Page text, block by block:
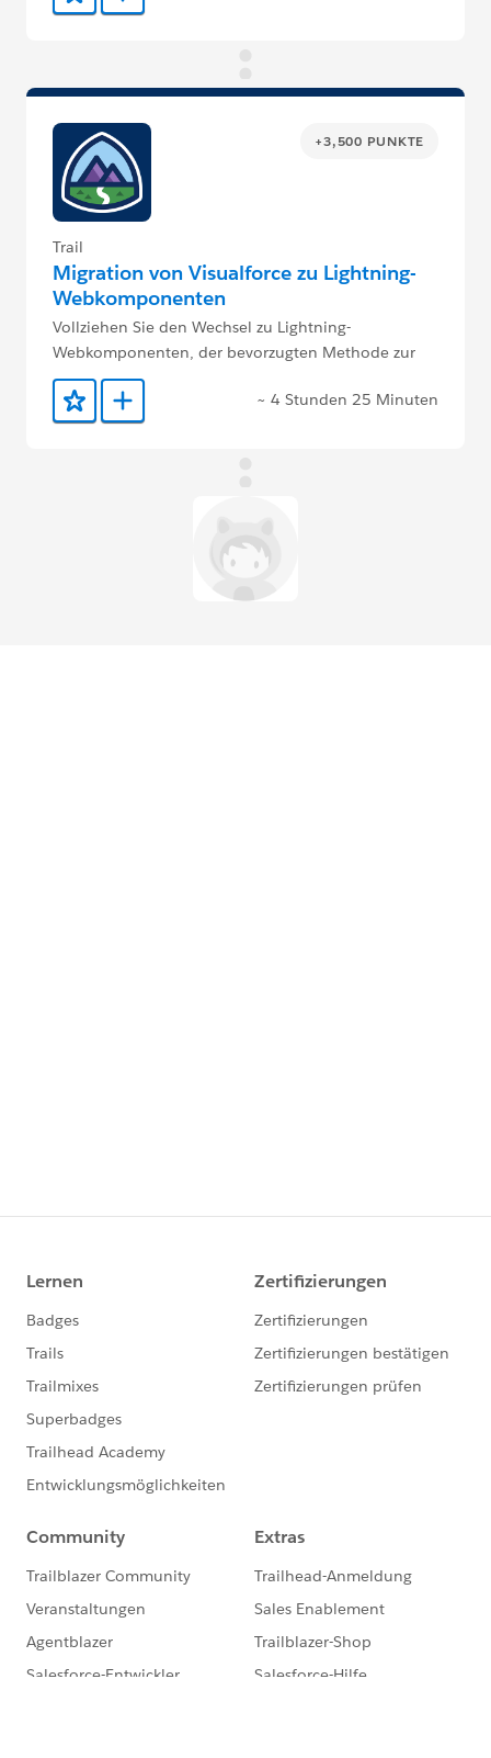
+3,500 PUNKTE
Trail
Migration von Visualforce zu Lightning-
Webkomponenten
Vollziehen Sie den Wechsel zu Lightning-
Webkomponenten, der bevorzugten Methode zur
Erstellung von Benutzeroberflächen mit Salesforce.
Zu Favoriten hinzufügen
Zu Trailmix hinzufügen~ 4 Stunden 25 Minuten